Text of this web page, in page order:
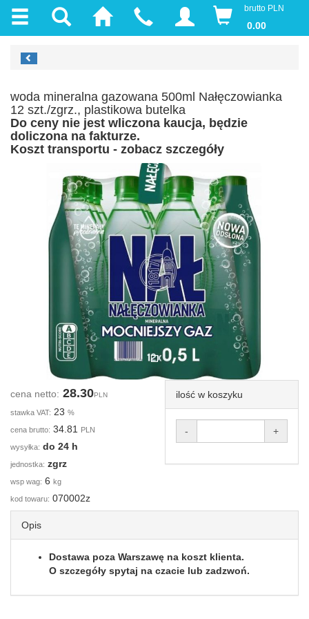
brutto PLN
0.00
woda mineralna gazowana 500ml Nałęczowianka
12 szt./zgrz., plastikowa butelka
Do ceny nie jest wliczona kaucja, będzie
doliczona na fakturze.
Koszt transportu - zobacz szczegóły
cena netto: 28.30PLN
stawka VAT: 23 %
cena brutto: 34.81 PLN
wysyłka: do 24 h
jednostka: zgrz
wsp wag: 6 kg
kod towaru: 070002z
ilość w koszyku
- +
Opis
Dostawa poza Warszawę na koszt klienta.
O szczegóły spytaj na czacie lub zadzwoń.